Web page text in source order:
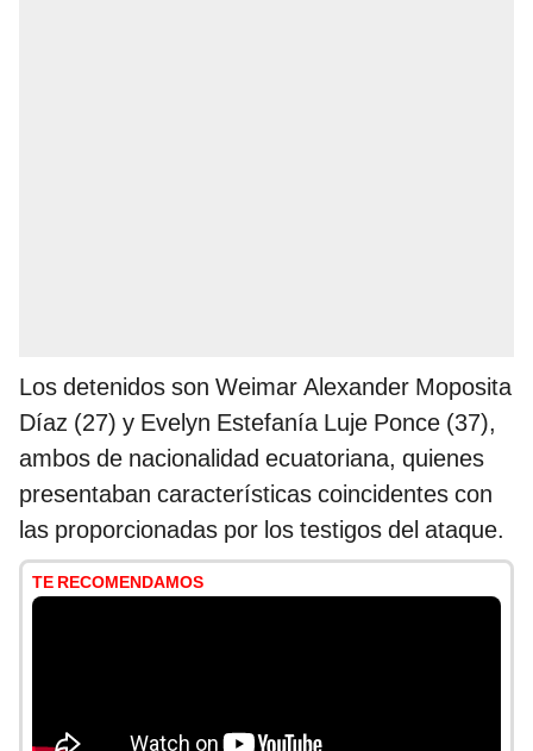
Los detenidos son Weimar Alexander Moposita
Díaz (27) y Evelyn Estefanía Luje Ponce (37),
ambos de nacionalidad ecuatoriana, quienes
presentaban características coincidentes con
las proporcionadas por los testigos del ataque.
TE RECOMENDAMOS